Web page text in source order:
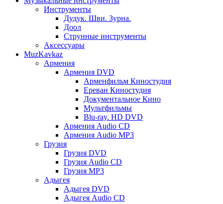
Инструменты
Дудук. Шви. Зурна.
Доол
Струнные инструменты
Аксессуары
MuzKavkaz
Армения
Армения DVD
Арменфильм Киностудия
Ереван Киностудия
Документальное Кино
Мультфильмы
Blu-ray. HD DVD
Армения Audio CD
Армения Audio MP3
Грузия
Грузия DVD
Грузия Audio CD
Грузия MP3
Адыгея
Адыгея DVD
Адыгея Audio CD